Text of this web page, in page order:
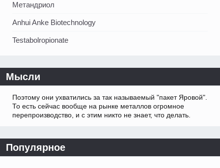
Метандриол
Anhui Anke Biotechnology
Testabolropionate
Мысли
Поэтому они ухватились за так называемый "пакет Яровой".
То есть сейчас вообще на рынке металлов огромное
перепроизводство, и с этим никто не знает, что делать.
Популярное